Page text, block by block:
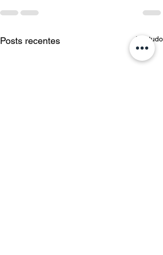
Posts recentes Ver tudo